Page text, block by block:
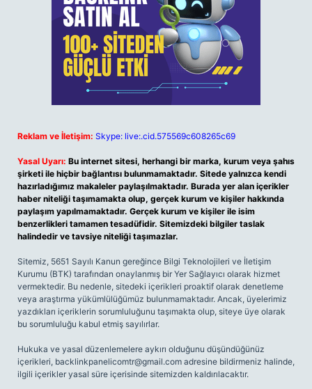
Reklam ve İletişim: Skype: live:.cid.575569c608265c69
Yasal Uyarı: Bu internet sitesi, herhangi bir marka, kurum veya şahıs
şirketi ile hiçbir bağlantısı bulunmamaktadır. Sitede yalnızca kendi
hazırladığımız makaleler paylaşılmaktadır. Burada yer alan içerikler
haber niteliği taşımamakta olup, gerçek kurum ve kişiler hakkında
paylaşım yapılmamaktadır. Gerçek kurum ve kişiler ile isim
benzerlikleri tamamen tesadüfidir. Sitemizdeki bilgiler taslak
halindedir ve tavsiye niteliği taşımazlar.
Sitemiz, 5651 Sayılı Kanun gereğince Bilgi Teknolojileri ve İletişim
Kurumu (BTK) tarafından onaylanmış bir Yer Sağlayıcı olarak hizmet
vermektedir. Bu nedenle, sitedeki içerikleri proaktif olarak denetleme
veya araştırma yükümlülüğümüz bulunmamaktadır. Ancak, üyelerimiz
yazdıkları içeriklerin sorumluluğunu taşımakta olup, siteye üye olarak
bu sorumluluğu kabul etmiş sayılırlar.
Hukuka ve yasal düzenlemelere aykırı olduğunu düşündüğünüz
içerikleri, backlinkpanelicomtr@gmail.com adresine bildirmeniz halinde,
ilgili içerikler yasal süre içerisinde sitemizden kaldırılacaktır.